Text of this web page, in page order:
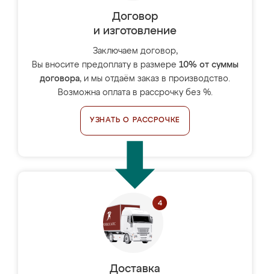
Договор
и изготовление
Заключаем договор,
Вы вносите предоплату в размере 10% от суммы
договора, и мы отдаём заказ в производство.
Возможна оплата в рассрочку без %.
УЗНАТЬ О РАССРОЧКЕ
Доставка